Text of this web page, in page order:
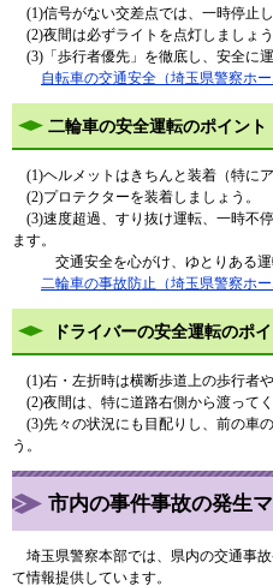
(1)信号がない交差点では、一時停止
(2)夜間は必ずライトを点灯しましょう
(3)「歩行者優先」を徹底し、安全に運
自転車の交通安全（埼玉県警察ホー
二輪車の安全運転のポイント
(1)ヘルメットはきちんと装着（特にア
(2)プロテクターを装着しましょう。
(3)速度超過、すり抜け運転、一時不
ます。
交通安全を心がけ、ゆとりある運
二輪車の事故防止（埼玉県警察ホー
ドライバーの安全運転のポ
(1)右・左折時は横断歩道上の歩行者
(2)夜間は、特に道路右側から渡って
(3)先々の状況にも目配りし、前の車
う。
市内の事件事故の発生
埼玉県警察本部では、県内の交通事
て情報提供しています。